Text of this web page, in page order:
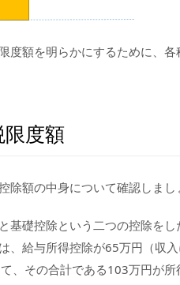
度額を明らかにするために、
度額
額の中身について確認しまし
基礎控除という二つの控除を
、給与所得控除が65万円（収
、その合計である103万円が所